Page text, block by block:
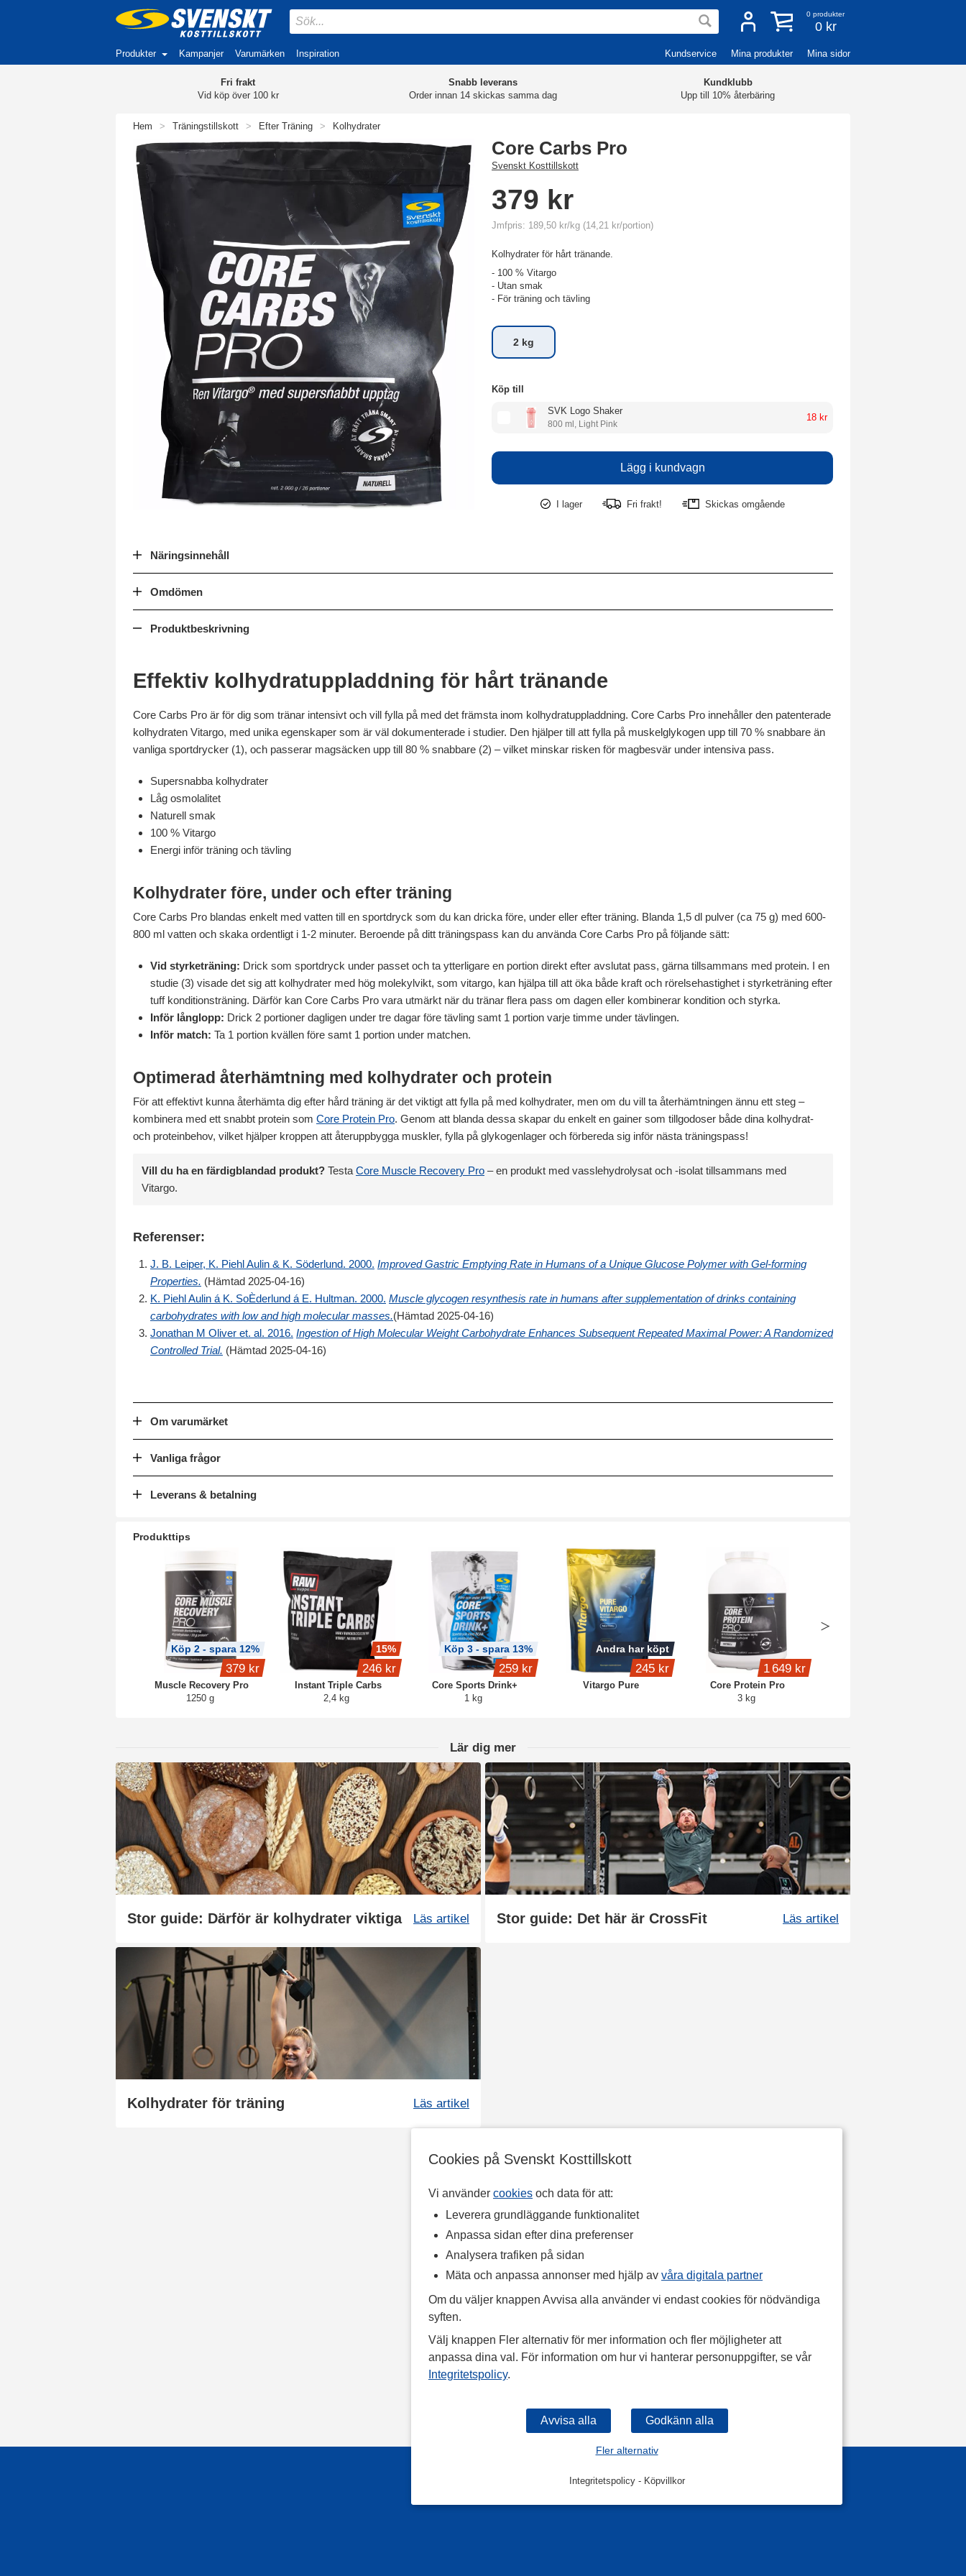
Cookies på Svenskt Kosttillskott
Vi använder cookies och data för att:
Leverera grundläggande funktionalitet
Anpassa sidan efter dina preferenser
Analysera trafiken på sidan
Mäta och anpassa annonser med hjälp av våra digitala partner
Om du väljer knappen Avvisa alla använder vi endast cookies för nödvändiga
syften.
Välj knappen Fler alternativ för mer information och fler möjligheter att
anpassa dina val. För information om hur vi hanterar personuppgifter, se vår
Integritetspolicy.
Fler alternativ
Integritetspolicy- Köpvillkor
0 produkter
0 kr
Produkter Kampanjer Varumärken Inspiration Kundservice Mina produkter Mina sidor
Fri frakt
Vid köp över 100 kr
Snabb leverans
Order innan 14 skickas samma dag
Kundklubb
Upp till 10% återbäring
Hem > Träningstillskott > Efter Träning > Kolhydrater
Core Carbs Pro
Svenskt Kosttillskott
379 kr
Jmfpris: 189,50 kr/kg (14,21 kr/portion)
Kolhydrater för hårt tränande.
- 100 % Vitargo
- Utan smak
- För träning och tävling
2 kg
Köp till
SVK Logo Shaker
800 ml, Light Pink
18 kr
I lager Fri frakt! Skickas omgående
Näringsinnehåll
Omdömen
Produktbeskrivning
Effektiv kolhydratuppladdning för hårt tränande
Core Carbs Pro är för dig som tränar intensivt och vill fylla på med det främsta inom kolhydratuppladdning. Core Carbs Pro innehåller den patenterade
kolhydraten Vitargo, med unika egenskaper som är väl dokumenterade i studier. Den hjälper till att fylla på muskelglykogen upp till 70 % snabbare än
vanliga sportdrycker (1), och passerar magsäcken upp till 80 % snabbare (2) – vilket minskar risken för magbesvär under intensiva pass.
Supersnabba kolhydrater
Låg osmolalitet
Naturell smak
100 % Vitargo
Energi inför träning och tävling
Kolhydrater före, under och efter träning
Core Carbs Pro blandas enkelt med vatten till en sportdryck som du kan dricka före, under eller efter träning. Blanda 1,5 dl pulver (ca 75 g) med 600-
800 ml vatten och skaka ordentligt i 1-2 minuter. Beroende på ditt träningspass kan du använda Core Carbs Pro på följande sätt:
Vid styrketräning: Drick som sportdryck under passet och ta ytterligare en portion direkt efter avslutat pass, gärna tillsammans med protein. I en
studie (3) visade det sig att kolhydrater med hög molekylvikt, som vitargo, kan hjälpa till att öka både kraft och rörelsehastighet i styrketräning efter
tuff konditionsträning. Därför kan Core Carbs Pro vara utmärkt när du tränar flera pass om dagen eller kombinerar kondition och styrka.
Inför långlopp: Drick 2 portioner dagligen under tre dagar före tävling samt 1 portion varje timme under tävlingen.
Inför match: Ta 1 portion kvällen före samt 1 portion under matchen.
Optimerad återhämtning med kolhydrater och protein
För att effektivt kunna återhämta dig efter hård träning är det viktigt att fylla på med kolhydrater, men om du vill ta återhämtningen ännu ett steg –
kombinera med ett snabbt protein som Core Protein Pro. Genom att blanda dessa skapar du enkelt en gainer som tillgodoser både dina kolhydrat-
och proteinbehov, vilket hjälper kroppen att återuppbygga muskler, fylla på glykogenlager och förbereda sig inför nästa träningspass!
Vill du ha en färdigblandad produkt? Testa Core Muscle Recovery Pro – en produkt med vasslehydrolysat och -isolat tillsammans med
Vitargo.
Referenser:
J. B. Leiper, K. Piehl Aulin & K. Söderlund. 2000. Improved Gastric Emptying Rate in Humans of a Unique Glucose Polymer with Gel-forming
Properties. (Hämtad 2025-04-16)
K. Piehl Aulin á K. SoÈderlund á E. Hultman. 2000. Muscle glycogen resynthesis rate in humans after supplementation of drinks containing
carbohydrates with low and high molecular masses.(Hämtad 2025-04-16)
Jonathan M Oliver et. al. 2016. Ingestion of High Molecular Weight Carbohydrate Enhances Subsequent Repeated Maximal Power: A Randomized
Controlled Trial. (Hämtad 2025-04-16)
Om varumärket
Vanliga frågor
Leverans & betalning
Produkttips
Muscle Recovery Pro
1250 g
Köp 2 - spara 12%
379 kr
Instant Triple Carbs
2,4 kg
15%
246 kr
Core Sports Drink+
1 kg
Köp 3 - spara 13%
259 kr
Vitargo Pure
Andra har köpt
245 kr
Core Protein Pro
3 kg
1 649 kr
Lär dig mer
Stor guide: Därför är kolhydrater viktiga Läs artikel Stor guide: Det här är CrossFit Läs artikel
Kolhydrater för träning Läs artikel